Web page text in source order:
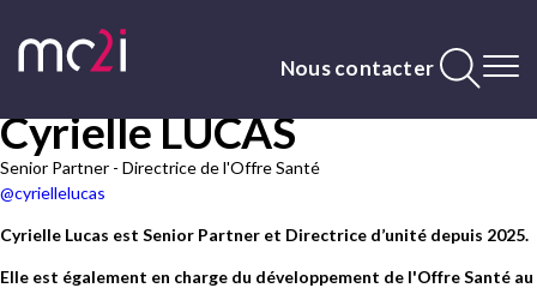
Nous contacter
Contenu
principal
Cyrielle LUCAS
Senior Partner - Directrice de l'Offre Santé
@cyriellelucas
Cyrielle Lucas est Senior Partner et Directrice d’unité depuis 2025.
Elle est également en charge du développement de l'Offre Santé au